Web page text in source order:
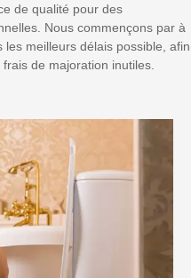
de qualité pour des
Nous commençons par à
meilleurs délais possible, afin
de majoration inutiles.